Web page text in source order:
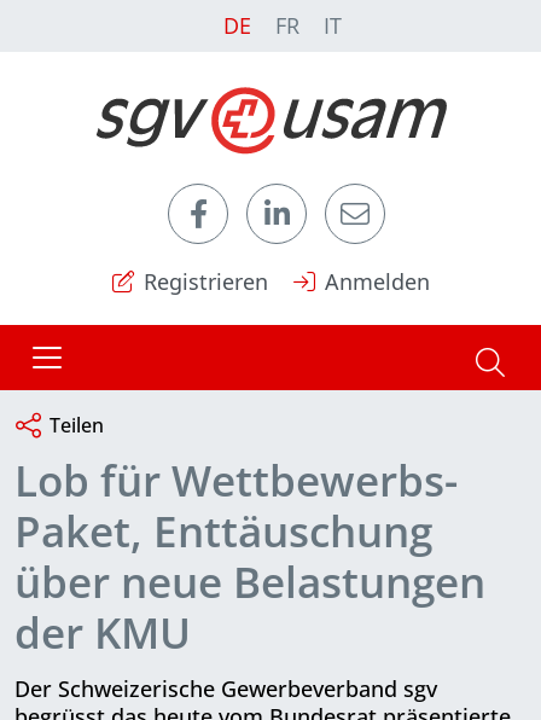
DE FR IT
Registrieren Anmelden
Teilen
Lob für Wettbewerbs-
Paket, Enttäuschung
über neue Belastungen
der KMU
Der Schweizerische Gewerbeverband sgv